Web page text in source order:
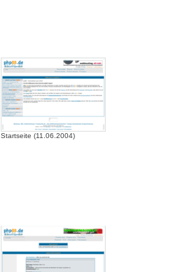
Startseite (11.06.2004)